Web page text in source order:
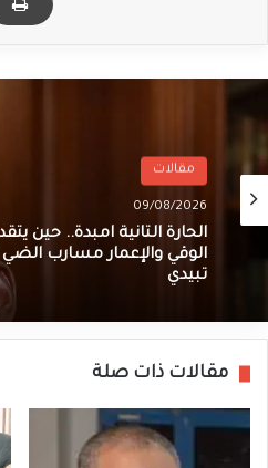
مقالات
09/08/2026
الحارة الثانية امبدة.. حين
الوقي والإعمار مسارب
تبيدي
مقالات ذات صلة